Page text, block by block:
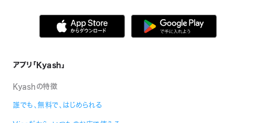
アプリ「Kyash」
Kyashの特徴
誰でも、無料で、はじめられる